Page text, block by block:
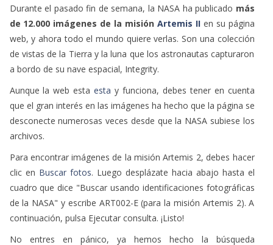
Durante el pasado fin de semana, la NASA ha publicado más
de 12.000 imágenes de la misión Artemis II en su página
web, y ahora todo el mundo quiere verlas. Son una colección
de vistas de la Tierra y la luna que los astronautas capturaron
a bordo de su nave espacial, Integrity.
Aunque la web estaesta y funciona, debes tener en cuenta
que el gran interés en las imágenes ha hecho que la página se
desconecte numerosas veces desde que la NASA subiese los
archivos.
Para encontrar imágenes de la misión Artemis 2, debes hacer
clic en Buscar fotos. Luego desplázate hacia abajo hasta el
cuadro que dice "Buscar usando identificaciones fotográficas
de la NASA" y escribe ART002-E (para la misión Artemis 2). A
continuación, pulsa Ejecutar consulta. ¡Listo!
No entres en pánico, ya hemos hecho la búsqueda